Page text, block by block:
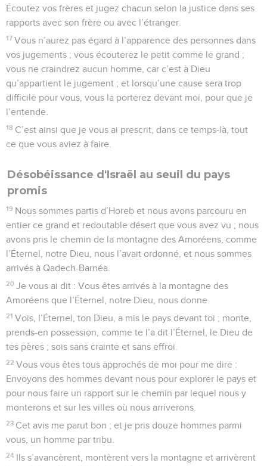
Écoutez vos frères et jugez chacun selon la justice dans ses
rapports avec son frère ou avec l’étranger.
17 Vous n’aurez pas égard à l’apparence des personnes dans
vos jugements ; vous écouterez le petit comme le grand ;
vous ne craindrez aucun homme, car c’est à Dieu
qu’appartient le jugement ; et lorsqu’une cause sera trop
difficile pour vous, vous la porterez devant moi, pour que je
l’entende.
18 C’est ainsi que je vous ai prescrit, dans ce temps-là, tout
ce que vous aviez à faire.
Désobéissance d'Israël au seuil du pays
promis
19 Nous sommes partis d’Horeb et nous avons parcouru en
entier ce grand et redoutable désert que vous avez vu ; nous
avons pris le chemin de la montagne des Amoréens, comme
l’Éternel, notre Dieu, nous l’avait ordonné, et nous sommes
arrivés à Qadech-Barnéa.
20 Je vous ai dit : Vous êtes arrivés à la montagne des
Amoréens que l’Éternel, notre Dieu, nous donne.
21 Vois, l’Éternel, ton Dieu, a mis le pays devant toi ; monte,
prends-en possession, comme te l’a dit l’Éternel, le Dieu de
tes pères ; sois sans crainte et sans effroi.
22 Vous vous êtes tous approchés de moi pour me dire :
Envoyons des hommes devant nous pour explorer le pays et
pour nous faire un rapport sur le chemin par lequel nous y
monterons et sur les villes où nous arriverons.
23 Cet avis me parut bon ; et je pris douze hommes parmi
vous, un homme par tribu.
24 Ils s’avancèrent, montèrent vers la montagne et arrivèrent